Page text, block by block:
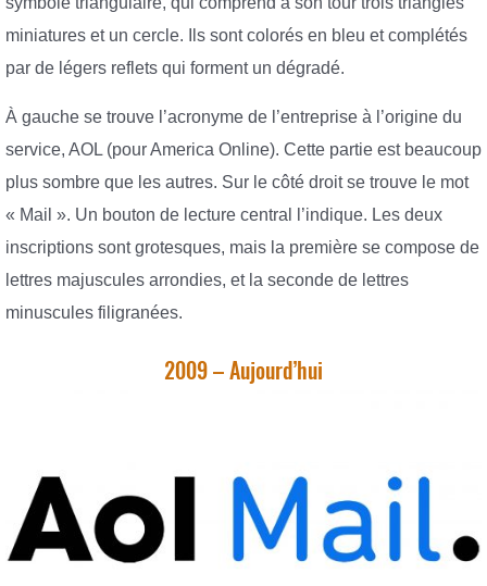
miniatures et un cercle. Ils sont colorés en bleu et complétés
par de légers reflets qui forment un dégradé.
À gauche se trouve l’acronyme de l’entreprise à l’origine du
service, AOL (pour America Online). Cette partie est beaucoup
plus sombre que les autres. Sur le côté droit se trouve le mot
« Mail ». Un bouton de lecture central l’indique. Les deux
inscriptions sont grotesques, mais la première se compose de
lettres majuscules arrondies, et la seconde de lettres
minuscules filigranées.
2009 – Aujourd’hui